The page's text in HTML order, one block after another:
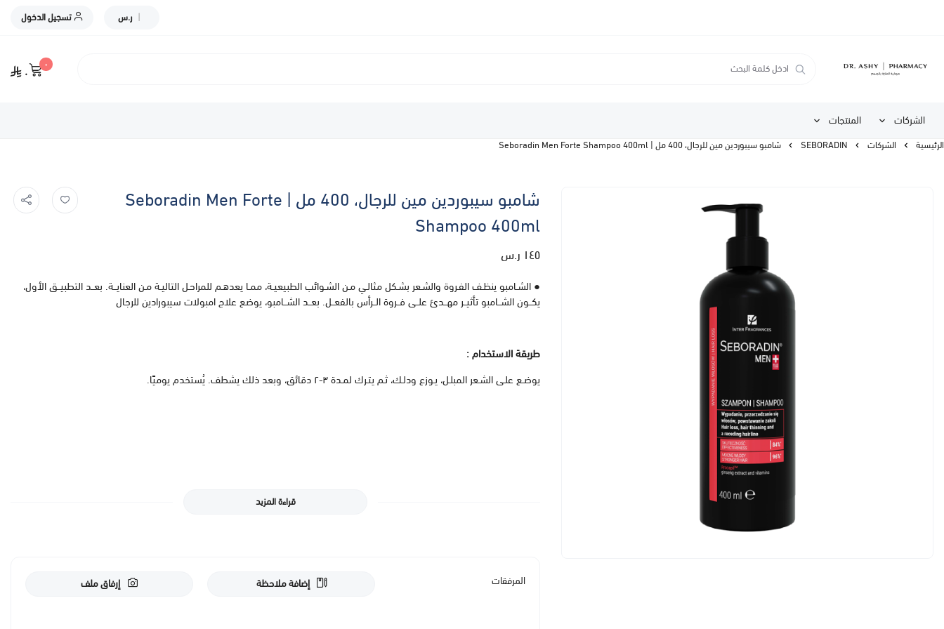
| ر.س تسجيل الدخول
٠
٠
الشركات المنتجات
الرئيسية الشركات SEBORADIN شامبو سيبوردين مين للرجال، 400 مل | Seboradin Men Forte Shampoo 400ml
شامبو سيبوردين مين للرجال، 400 مل | Seboradin Men Forte
Shampoo 400ml
١٤٥ ر.س
● الشـامبو ينظـف الفـروة والشـعر بشـكل مثالـي مـن الشـوائب الطبيعيـة، ممـا يعدهـم للمراحـل التاليـة مـن العنايــة. بعــد التطبيــق الأول،
يكــون الشــامبو تأثيــر مهــدئ علــى فــروة الــرأس بالفعــل. بعــد الشــامبو، يوضع علاج امبولات سيبورادين للرجال
طريقة الاستخدام :
يوضـع علـى الشـعر المبلـل، يـوزع ودلـك، ثـم يتـرك لمـدة ٣-٢ دقائق، وبعد ذلك يشطف. يُستخدم يوميًا.
قراءة المزيد
المرفقات إضافة ملاحظة إرفاق ملف